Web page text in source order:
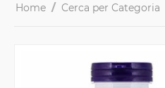
Home / Cerca per Categoria